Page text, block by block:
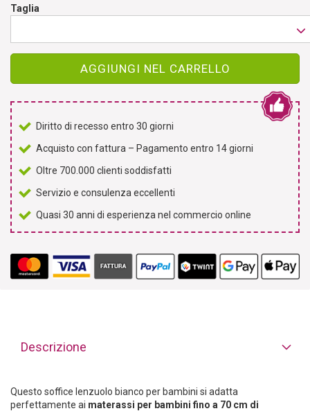
Taglia
AGGIUNGI NEL CARRELLO
Diritto di recesso entro 30 giorni
Acquisto con fattura – Pagamento entro 14 giorni
Oltre 700.000 clienti soddisfatti
Servizio e consulenza eccellenti
Quasi 30 anni di esperienza nel commercio online
Descrizione
Questo soffice lenzuolo bianco per bambini si adatta
perfettamente ai materassi per bambini fino a 70 cm di